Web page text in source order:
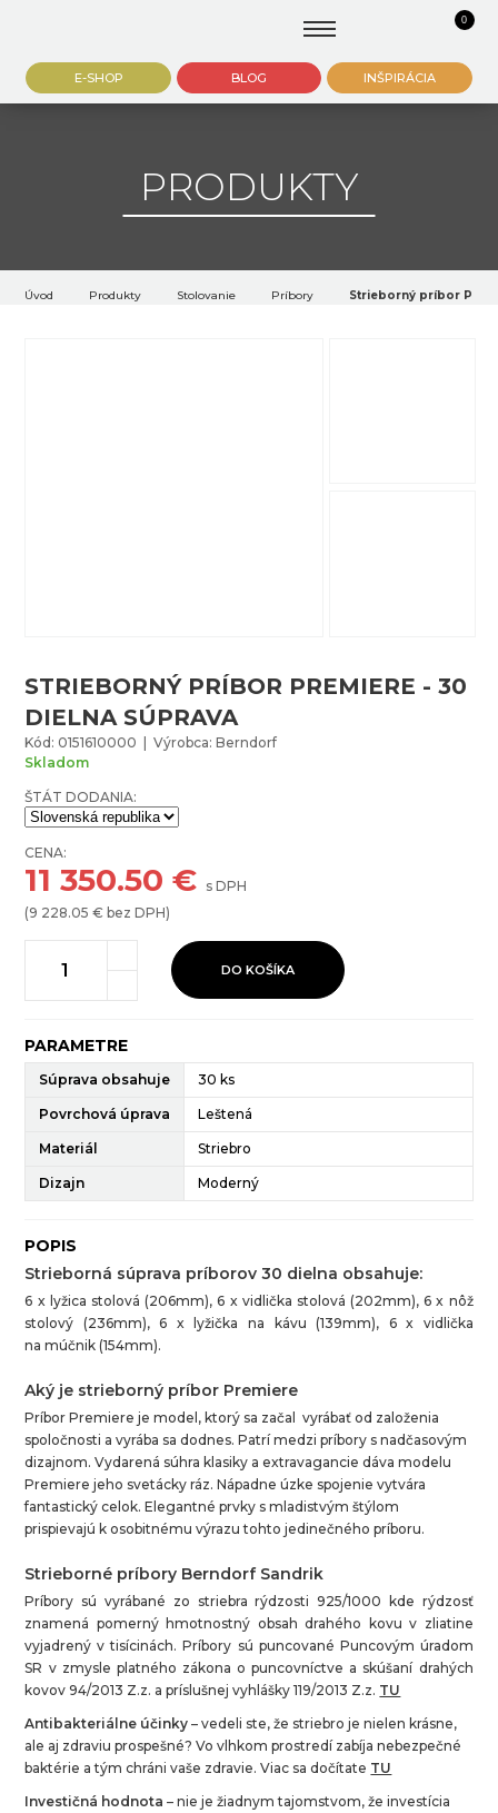
0
E-SHOP BLOG INŠPIRÁCIA
PRODUKTY
Úvod Produkty Stolovanie Príbory Strieborný príbor
STRIEBORNÝ PRÍBOR PREMIERE - 30
DIELNA SÚPRAVA
Kód: 0151610000 | Výrobca: Berndorf
Skladom
ŠTÁT DODANIA:
CENA:
11 350.50 € s DPH
(9 228.05 € bez DPH)
DO KOŠÍKA
PARAMETRE
Súprava obsahuje 30 ks
Povrchová úprava Leštená
Materiál Striebro
Dizajn Moderný
POPIS
Strieborná súprava príborov 30 dielna obsahuje:
6 x lyžica stolová (206mm), 6 x vidlička stolová (202mm), 6 x nôž
stolový (236mm), 6 x lyžička na kávu (139mm), 6 x vidlička
na múčnik (154mm).
Aký je strieborný príbor Premiere
Príbor Premiere je model, ktorý sa začal vyrábať od založenia
spoločnosti a vyrába sa dodnes. Patrí medzi príbory s nadčasovým
dizajnom. Vydarená súhra klasiky a extravagancie dáva modelu
Premiere jeho svetácky ráz. Nápadne úzke spojenie vytvára
fantastický celok. Elegantné prvky s mladistvým štýlom
prispievajú k osobitnému výrazu tohto jedinečného príboru.
Strieborné príbory Berndorf Sandrik
Príbory sú vyrábané zo striebra rýdzosti 925/1000 kde rýdzosť
znamená pomerný hmotnostný obsah drahého kovu v zliatine
vyjadrený v tisícinách. Príbory sú puncované Puncovým úradom
SR v zmysle platného zákona o puncovníctve a skúšaní drahých
kovov 94/2013 Z.z. a príslušnej vyhlášky 119/2013 Z.z. TU
Antibakteriálne účinky – vedeli ste, že striebro je nielen krásne,
ale aj zdraviu prospešné? Vo vlhkom prostredí zabíja nebezpečné
baktérie a tým chráni vaše zdravie. Viac sa dočítate TU
Investičná hodnota– nie je žiadnym tajomstvom, že investícia